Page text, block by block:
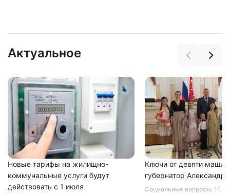
Актуальное
Новые тарифы на жилищно-
коммунальные услуги будут
действовать с 1 июля
Социальные вопросы,
Ключи от девяти машин
губернатор Александр